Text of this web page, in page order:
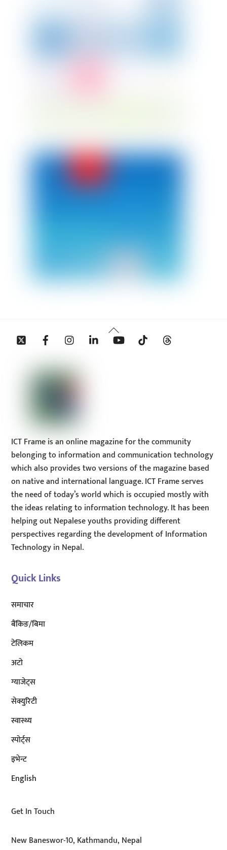
Back
To
Twitter Facebook InstagramLinkedin YouTube Tiktok
ICT Frame is an online magazine for the community
belonging to information and communication technology
which also provides two versions of the magazine based
on native and international language. ICT Frame serves
the need of today’s world which is occupied mostly with
the ideas relating to information technology. It has been
helping out Nepalese youths providing different
perspectives regarding the development of Information
Technology in Nepal.
Quick Links
समाचार
बैंकिङ/बिमा
टेलिकम
अटाे
ग्याजेट्स
सेक्युरिटी
स्वास्थ्य
स्पोर्ट्स
इभेन्ट
English
Get In Touch
New Baneswor-10, Kathmandu, Nepal